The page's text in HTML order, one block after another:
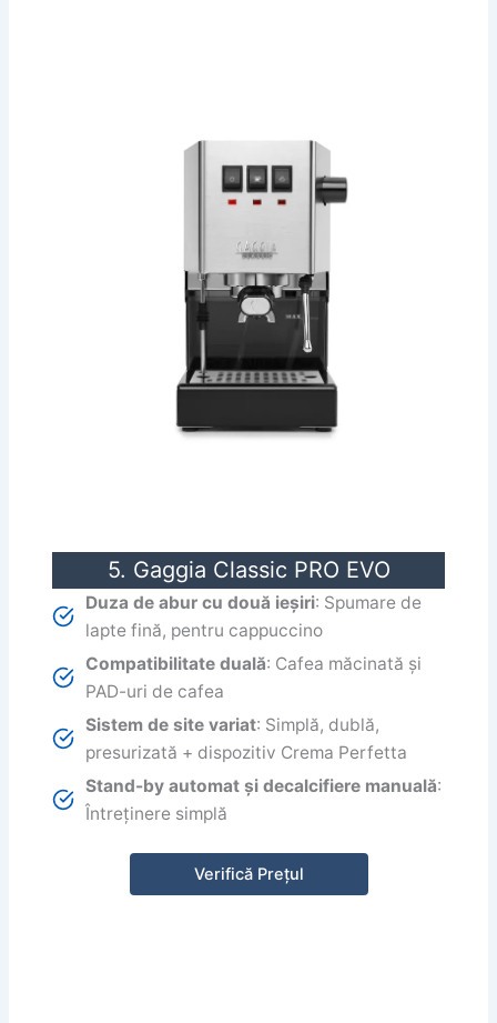
5. Gaggia Classic PRO EVO
Duza de abur cu două ieșiri: Spumare de
lapte fină, pentru cappuccino
Compatibilitate duală: Cafea măcinată și
PAD-uri de cafea
Sistem de site variat: Simplă, dublă,
presurizată + dispozitiv Crema Perfetta
Stand-by automat și decalcifiere manuală:
Întreținere simplă
Verifică Prețul